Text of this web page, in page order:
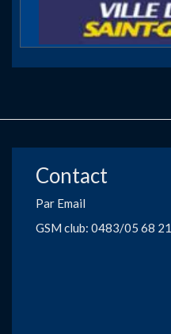
Contact
Par Email
GSM club: 0483/05 68 21